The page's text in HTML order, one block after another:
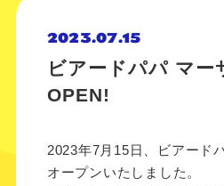
2023.07.15
ビアードパパ マー
OPEN!
2023年7月15日、ビアー
オープンいたしました。